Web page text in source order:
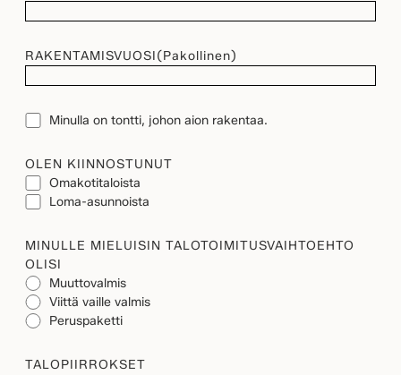
RAKENTAMISVUOSI(Pakollinen)
TONTTIMinulla on tontti, johon aion rakentaa.
OLEN KIINNOSTUNUT
Omakotitaloista
Loma-asunnoista
MINULLE MIELUISIN TALOTOIMITUSVAIHTOEHTO
OLISI
Muuttovalmis
Viittä vaille valmis
Peruspaketti
TALOPIIRROKSET